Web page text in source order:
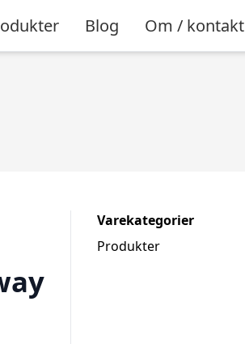
Blog Om / kontakt
Varekategorier
Produkter